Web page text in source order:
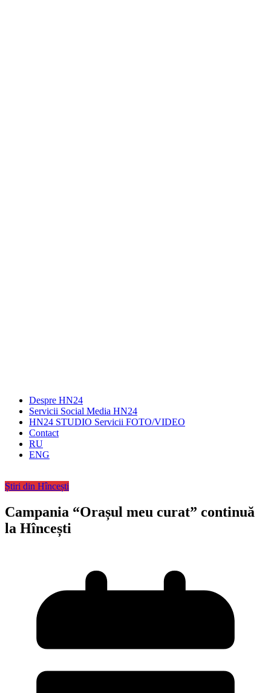
Despre HN24
Servicii Social Media HN24
HN24 STUDIO Servicii FOTO/VIDEO
Contact
RU
ENG
Știri din Hîncești
Campania “Orașul meu curat” continuă
la Hîncești